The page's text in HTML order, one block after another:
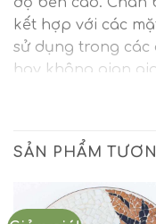
kết hợp với các
sử dụng trong các
hay không gian
Chức năng:
vườn, bàn ngoài
Chất liệu
: sắt
SẢN PHẨM